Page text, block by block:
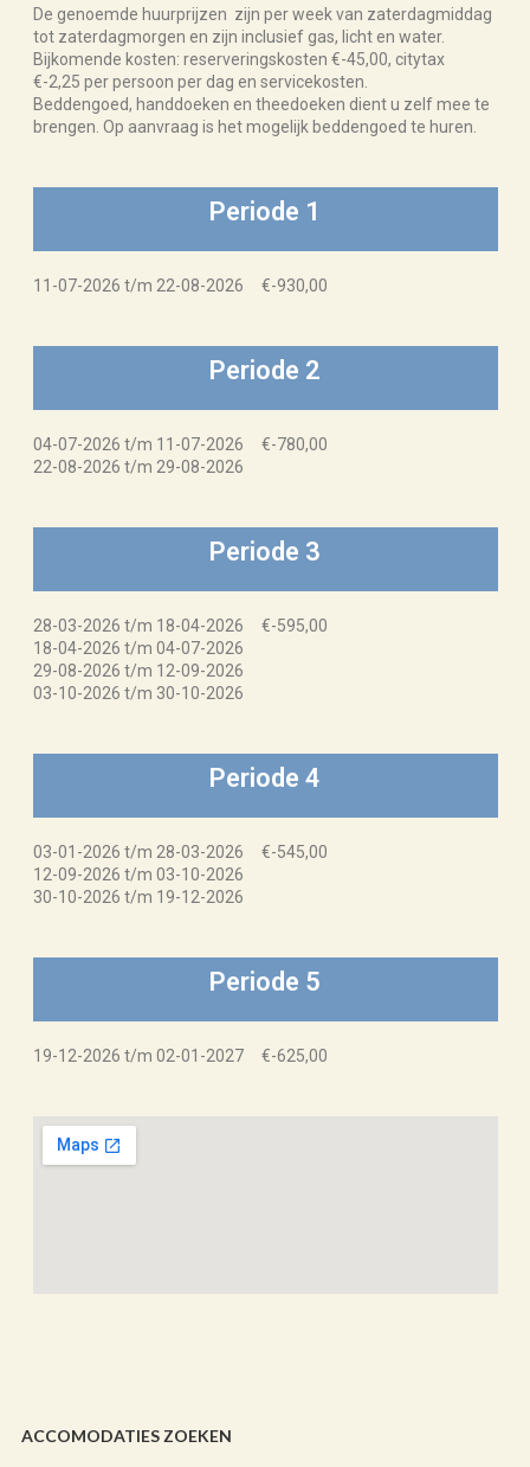
De genoemde huurprijzen zijn per week van zaterdagmiddag
tot zaterdagmorgen en zijn inclusief gas, licht en water.
Bijkomende kosten: reserveringskosten €-45,00, citytax
€-2,25 per persoon per dag en servicekosten.
Beddengoed, handdoeken en theedoeken dient u zelf mee te
brengen. Op aanvraag is het mogelijk beddengoed te huren.
Periode 1
11-07-2026 t/m 22-08-2026 €-930,00
Periode 2
04-07-2026 t/m 11-07-2026 €-780,00
22-08-2026 t/m 29-08-2026
Periode 3
28-03-2026 t/m 18-04-2026 €-595,00
18-04-2026 t/m 04-07-2026
29-08-2026 t/m 12-09-2026
03-10-2026 t/m 30-10-2026
Periode 4
03-01-2026 t/m 28-03-2026 €-545,00
12-09-2026 t/m 03-10-2026
30-10-2026 t/m 19-12-2026
Periode 5
19-12-2026 t/m 02-01-2027 €-625,00
ACCOMODATIES ZOEKEN